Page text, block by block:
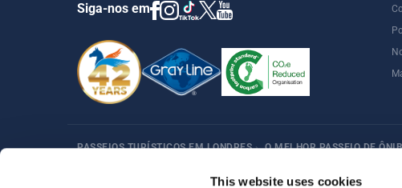
This website uses cookies
Siga-nos em
PASSEIOS TURÍSTICOS EM LONDRES › O MELHOR PASSEIO DE